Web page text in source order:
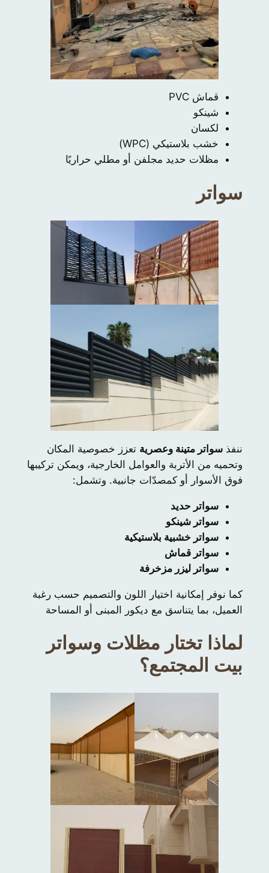
قماش PVC
شينكو
لكسان
خشب بلاستيكي (WPC)
مظلات حديد مجلفن أو مطلي حراريًا
سواتر
ننفذ سواتر متينة وعصرية تعزز خصوصية المكان
وتحميه من الأتربة والعوامل الخارجية، ويمكن تركيبها
فوق الأسوار أو كمصدّات جانبية. وتشمل:
سواتر حديد
سواتر شينكو
سواتر خشبية بلاستيكية
سواتر قماش
سواتر ليزر مزخرفة
كما نوفر إمكانية اختيار اللون والتصميم حسب رغبة
العميل، بما يتناسق مع ديكور المبنى أو المساحة
لماذا تختار مظلات وسواتر
بيت المجتمع؟